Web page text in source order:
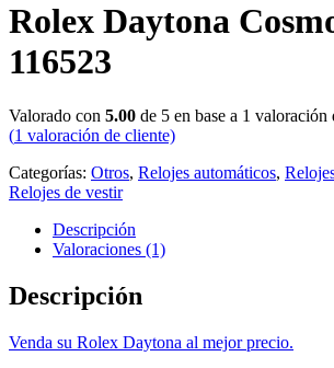
Rolex Daytona
116523
Valorado con 5.00 de 5 en base a 1 valoración
(1 valoración de cliente)
Categorías: Otros, Relojes automáticos,
Relojes de vestir
Descripción
Valoraciones (1)
Descripción
Venda su Rolex Daytona al mejor precio.